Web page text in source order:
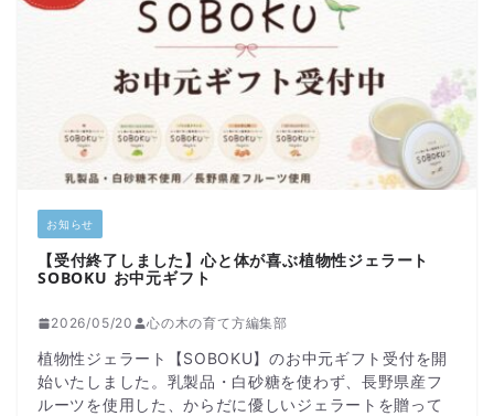
お知らせ
【受付終了しました】心と体が喜ぶ植物性ジェラート
SOBOKU お中元ギフト
2026/05/20 心の木の育て方編集部
植物性ジェラート【SOBOKU】のお中元ギフト受付を開
始いたしました。乳製品・白砂糖を使わず、長野県産フ
ルーツを使用した、からだに優しいジェラートを贈って